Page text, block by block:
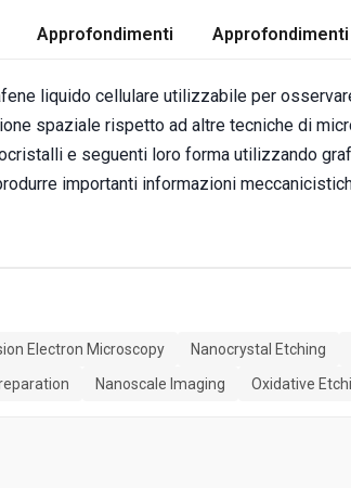
Approfondimenti
liquido cellulare utilizzabile per
spaziale rispetto ad altre tecniche di
e seguenti loro forma utilizzando
importanti informazioni
Electron Microscopy Nanocrystal Etching
Nanoscale Imaging Oxidative